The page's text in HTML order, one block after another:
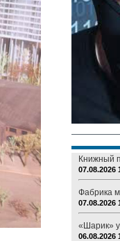
Книжный
07.08.2026
Фабрика
07.08.2026
«Шарик»
06.08.2026